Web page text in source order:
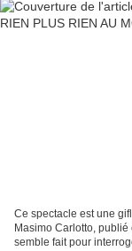
Ce spectacle est une
Masimo Carlotto,
semble fait pour